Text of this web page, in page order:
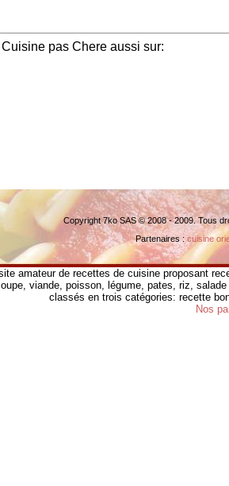
pas Chere aussi sur:
Copyright 7ko SAS © 2008 - 2009. Tous
Partenaires :cuisine
amateur de recettes de cuisine proposant
viande, poisson, légume, pates, riz,
classés en trois catégories: recette
Nos